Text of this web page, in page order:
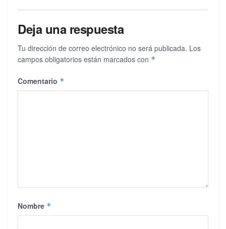
Deja una respuesta
Tu dirección de correo electrónico no será publicada. Los
campos obligatorios están marcados con *
Comentario *
Nombre *